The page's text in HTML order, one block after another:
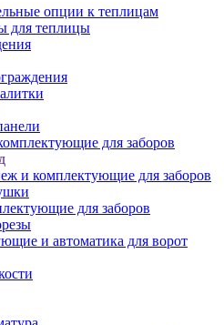
опции к теплицам
для теплицы
для заборов
и комплектующие для заборов
для заборов
и автоматика для ворот